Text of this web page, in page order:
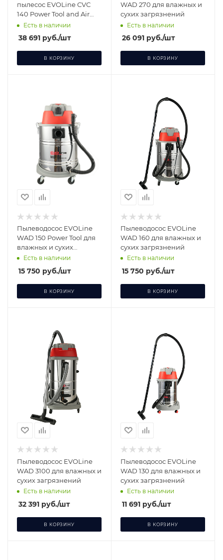
пылесос EVOLine CVC
140 Power Tool and Air
Tool (M-class) для сухих
загрязнений
Есть в наличии
38 691 руб./шт
В КОРЗИНУ
WAD 270 для влажных и
сухих загрязнений
Есть в наличии
26 091 руб./шт
В КОРЗИНУ
Пылеводосос EVOLine
WAD 150 Power Tool для
влажных и сухих
загрязнений
Есть в наличии
15 750 руб./шт
В КОРЗИНУ
Пылеводосос EVOLine
WAD 160 для влажных и
сухих загрязнений
Есть в наличии
15 750 руб./шт
В КОРЗИНУ
Пылеводосос EVOLine
WAD 3100 для влажных и
сухих загрязнений
Есть в наличии
32 391 руб./шт
В КОРЗИНУ
Пылеводосос EVOLine
WAD 130 для влажных и
сухих загрязнений
Есть в наличии
11 691 руб./шт
В КОРЗИНУ